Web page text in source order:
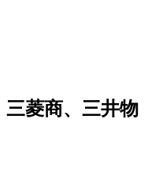
菱商、三井物